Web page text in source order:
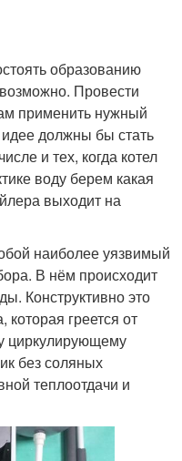
образованию
Провести
применить нужный
идее должны бы стать
и тех, когда котел
воду берем какая
выходит на
наиболее уязвимый
В нём происходит
Конструктивно это
которая греется от
циркулирующему
без соляных
теплоотдачи и